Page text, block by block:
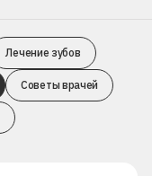
Лечение зубов
Советы врачей